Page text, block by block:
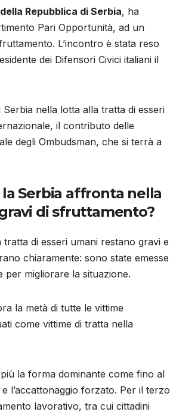
Repubblica di Serbia, ha
Pari Opportunità, ad un
L’incontro è stata reso
dei Difensori Civici italiani il
nella lotta alla tratta di esseri
il contributo delle
degli Ombudsman, che si terrà a
Serbia affronta nella
di sfruttamento?
di esseri umani restano gravi e
chiaramente: sono state emesse
per migliorare la situazione.
la metà di tutte le vittime
come vittime di tratta nella
la forma dominante come fino al
l’accattonaggio forzato. Per il terzo
lavorativo, tra cui cittadini